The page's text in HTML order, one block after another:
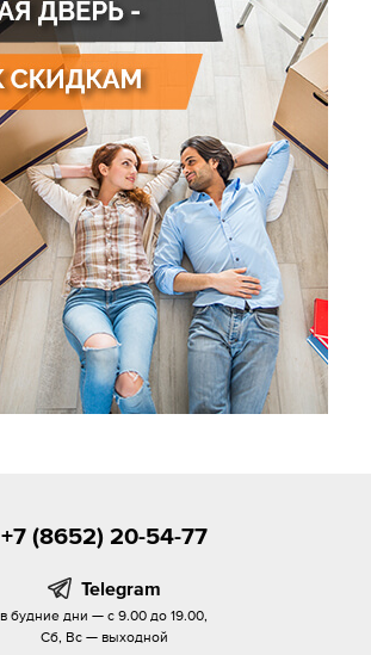
+7 (8652) 20-54-77
Telegram
в будние дни — с 9.00 до 19.00,
Сб, Вс — выходной